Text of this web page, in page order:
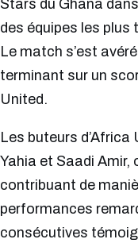
Stars du Ghana
des équipes les
Le match s’est
terminant sur un
United.
Les buteurs
Yahia et Saadi Amir,
contribuant de
performances
consécutives